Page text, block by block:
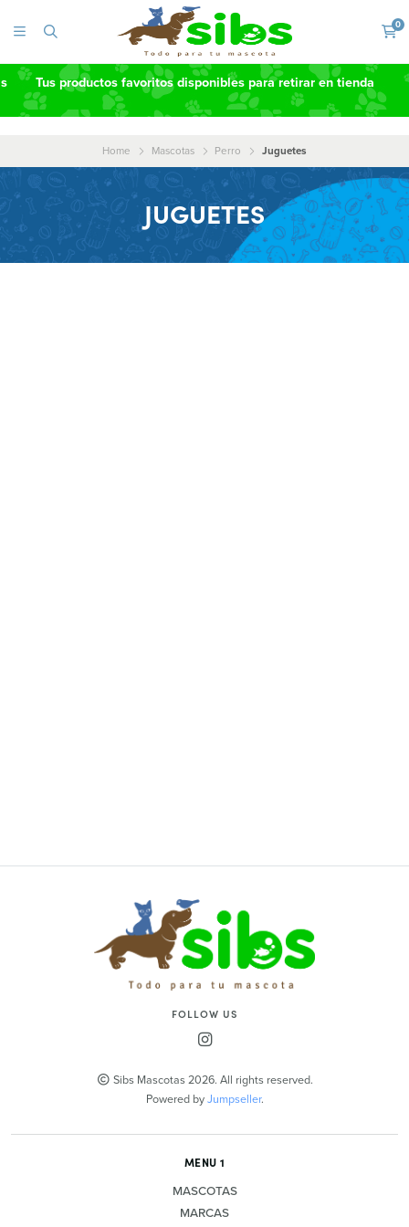
0
Tus productos favoritos disponibles para retirar en tienda
Home Mascotas Perro Juguetes
JUGUETES
FOLLOW US
Sibs Mascotas 2026. All rights reserved.
Powered byJumpseller.
MENU 1
MASCOTAS
MARCAS